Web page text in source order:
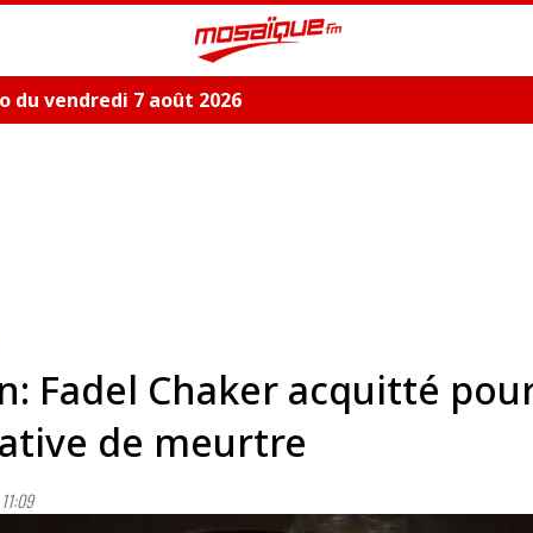
du vendredi 7 août 2026
Fadel Chaker acquitté
de meurtre